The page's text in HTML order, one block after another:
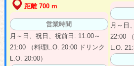
距離 700 m
営業時間
月～日、祝日、祝前日: 11:00～
21:00 （料理L.O. 20:00 ドリンク
L.O. 20:00）
月～日
22:00
L.O.